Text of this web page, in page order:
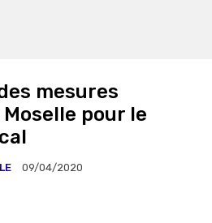
mesures
pour le
09/04/2020